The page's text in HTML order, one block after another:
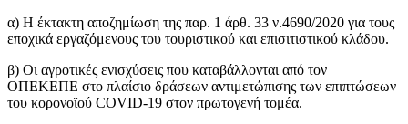
α) Η έκτακτη αποζημίωση της παρ. 1 άρθ. 33 ν.4690/2020 για τους
εποχικά εργαζόμενους του τουριστικού και επισιτιστικού κλάδου.
β) Οι αγροτικές ενισχύσεις που καταβάλλονται από τον
ΟΠΕΚΕΠΕ στο πλαίσιο δράσεων αντιμετώπισης των επιπτώσεων
του κορονοϊού COVID-19 στον πρωτογενή τομέα.